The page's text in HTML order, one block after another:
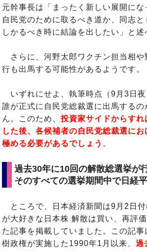
元幹事長は「まったく新しい展開にな
自民党のために取るべき道か、同志と
しかるべき時に結論を出したい」と述
さらに、河野太郎ワクチン担当相や
行も出馬する可能性があるようです。
いずれにせよ、執筆時点（9月3日夜
誰が正式に自民党総裁選に出馬する
ん。このため、投資家サイドからすれ
した後、各候補者の自民党総裁選に
極める必要があるでしょう 。
過去30年に10回の解散総選挙が
そのすべての選挙期間中で日経
ところで、日本経済新聞は9月2日付
が大好きな日本株 解散は買い、再評
た記事を掲載していました。この記事
樹政権が実施した1990年1月以来、 過